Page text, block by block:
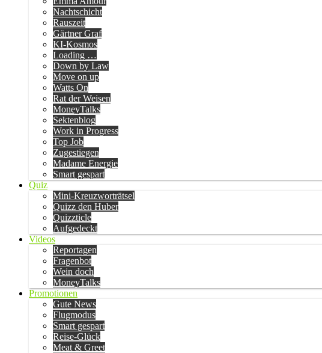
Nachtschicht
Rauszeit
Gärtner Graf
KI-Kosmos
Loading …
Down by Law
Move on up
Watts On
Rat der Weisen
MoneyTalks
Sektenblog
Work in Progress
Top Job
Zugestiegen
Madame Energie
Smart gespart
Quiz
Mini-Kreuzworträtsel
Quizz den Huber
Quizzticle
Aufgedeckt
Videos
Reportagen
Fragenbot
Wein doch
MoneyTalks
Promotionen
Gute News
Flugmodus
Smart gespart
Reise-Glück
Meat & Greet